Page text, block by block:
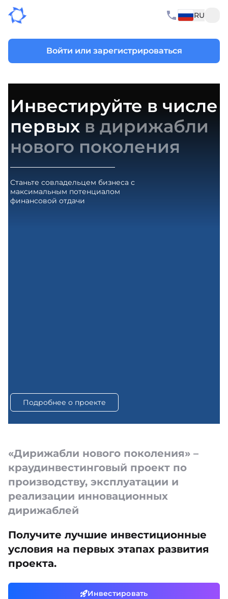
RU
Войти или зарегистрироваться
Инвестируйте в числе
первых в дирижабли
нового поколения
Станьте совладельцем бизнеса с
максимальным потенциалом
финансовой отдачи
Подробнее о проекте
«Дирижабли нового поколения» –
краудинвестинговый проект по
производству, эксплуатации и
реализации инновационных
дирижаблей
Получите лучшие инвестиционные
условия на первых этапах развития
проекта.
Инвестировать